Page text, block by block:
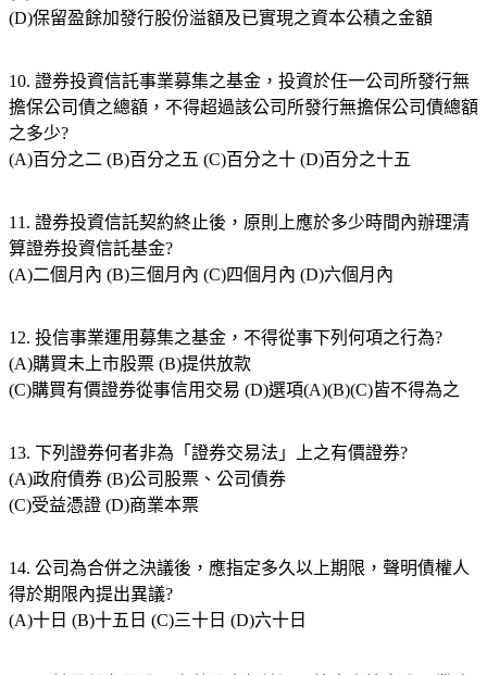
(D)保留盈餘加發行股份溢額及已實現之資本公積之金額
10. 證券投資信託事業募集之基金，投資於任一公司所發行無
擔保公司債之總額，不得超過該公司所發行無擔保公司債總額
之多少?
(A)百分之二 (B)百分之五 (C)百分之十 (D)百分之十五
11. 證券投資信託契約終止後，原則上應於多少時間內辦理清
算證券投資信託基金?
(A)二個月內 (B)三個月內 (C)四個月內 (D)六個月內
12. 投信事業運用募集之基金，不得從事下列何項之行為?
(A)購買未上市股票 (B)提供放款
(C)購買有價證券從事信用交易 (D)選項(A)(B)(C)皆不得為之
13. 下列證券何者非為「證券交易法」上之有價證券?
(A)政府債券 (B)公司股票、公司債券
(C)受益憑證 (D)商業本票
14. 公司為合併之決議後，應指定多久以上期限，聲明債權人
得於期限內提出異議?
(A)十日 (B)十五日 (C)三十日 (D)六十日